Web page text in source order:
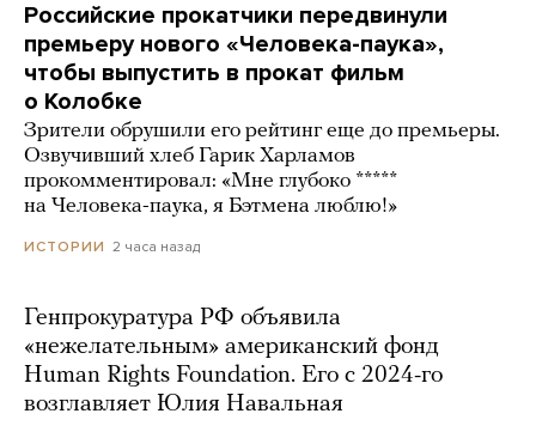
Российские прокатчики передвинули
премьеру нового «Человека-паука»,
чтобы выпустить в прокат фильм
о Колобке
Зрители обрушили его рейтинг еще до премьеры.
Озвучивший хлеб Гарик Харламов
прокомментировал: «Мне глубоко *****
на Человека-паука, я Бэтмена люблю!»
ИСТОРИИ 2 часа назад
Генпрокуратура РФ объявила
«нежелательным» американский фонд
Human Rights Foundation. Его с 2024-го
возглавляет Юлия Навальная